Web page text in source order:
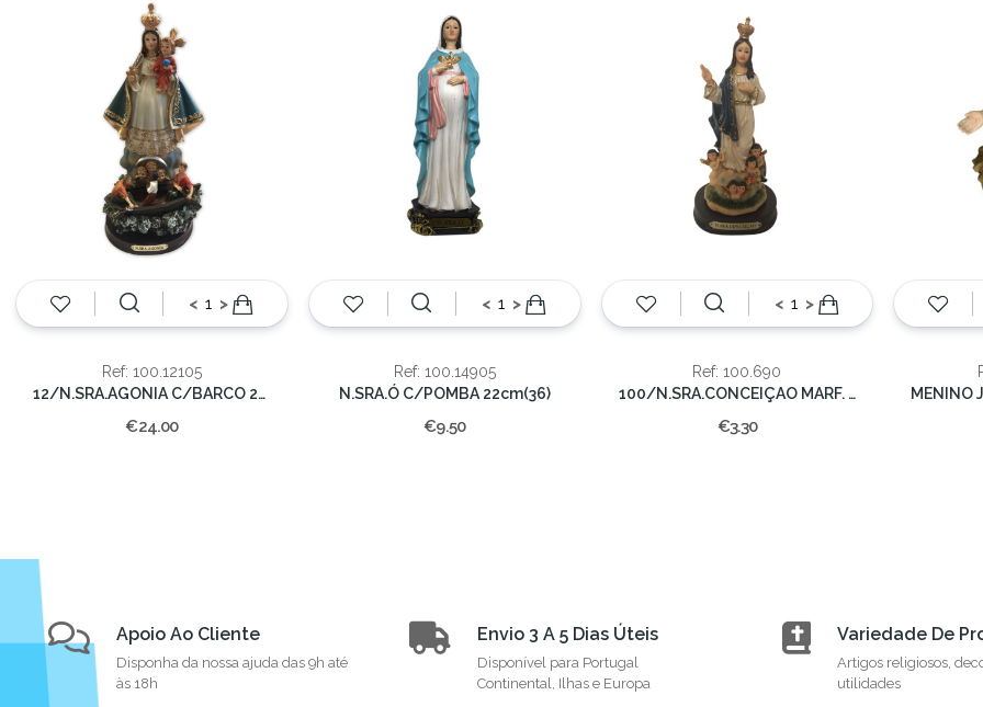
< >
Ref: 100.12105
12/N.SRA.AGONIA C/BARCO 23cm
€24.00
< >
Ref: 100.14905
N.SRA.Ó C/POMBA 22cm(36)
€9.50
< >
Ref: 100.690
100/N.SRA.CONCEIÇAO MARF. 12CM.
€3.30
Apoio Ao Cliente
Disponha da nossa ajuda das 9h até
às 18h
Envio 3 A 5 Dias Úteis
Disponível para Portugal
Continental, Ilhas e Europa
Variedade De
Artigos religiosos,
utilidades